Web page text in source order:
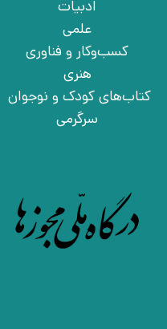
ادبیات
علمی
کسب‌وکار و فناوری
هنری
کتاب‌های کودک و نوجوان
سرگرمی